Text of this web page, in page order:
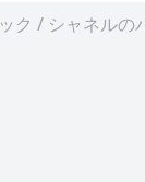
をご入力ください